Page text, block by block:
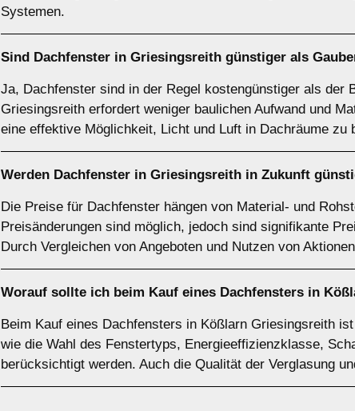
Systemen.
Sind Dachfenster in Griesingsreith günstiger als
Ja, Dachfenster sind in der Regel kostengünstiger als der
Griesingsreith erfordert weniger baulichen Aufwand und
eine effektive Möglichkeit, Licht und Luft in Dachräume zu
Werden Dachfenster in Griesingsreith in Zukunft
Die Preise für Dachfenster hängen von Material- und
Preisänderungen sind möglich, jedoch sind signifikante
Durch Vergleichen von Angeboten und Nutzen von
Worauf sollte ich beim Kauf eines Dachfensters in
Beim Kauf eines Dachfensters in Kößlarn Griesingsreith
wie die Wahl des Fenstertyps, Energieeffizienzklasse,
berücksichtigt werden. Auch die Qualität der Verglasung